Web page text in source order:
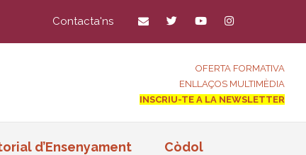
Contacta'ns
OFERTA FORMATIVA
ENLLAÇOS MULTIMÈDIA
INSCRIU-TE A LA NEWSLETTER
d’Ensenyament Còdol